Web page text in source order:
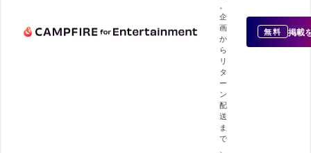
企
画
か
ら
リ
タ
ー
ン
配
送
ま
で
無料 掲載